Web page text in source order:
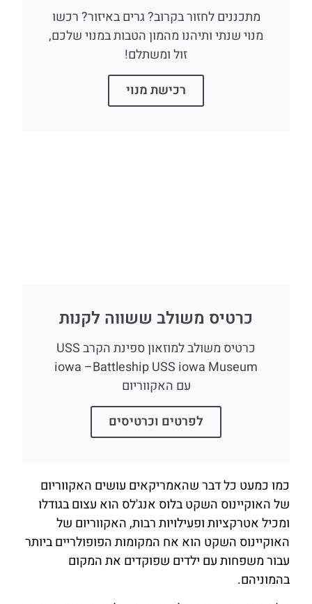
מתכננים לחזור בקרוב? גרים באיזור? רכשו
מנוי שנתי ותיהנו מהמון הטבות במנוי שלכם,
זול ומשתלם!
רכישת מנוי
כרטיס משולב ששווה לקנות
כרטיס משולב למוזאון ספינת הקרב USS
iowa –Battleship USS iowa Museum
עם האקווריום
לפרטים וכרטיסים
כמו כמעט כל דבר שהאמריקאים עושים האקווריום
של האוקיינוס ​​השקט בלוס אנג'לס הוא עצום בגודלו
ומכיל אטרקציות ופעילויות רבות, האקווריום של
האוקיינוס ​​השקט הוא אח המקומות הפופולריים ביותר
עבור משפחות עם ילדים שפוקדים את המקום
בהמוניהם.